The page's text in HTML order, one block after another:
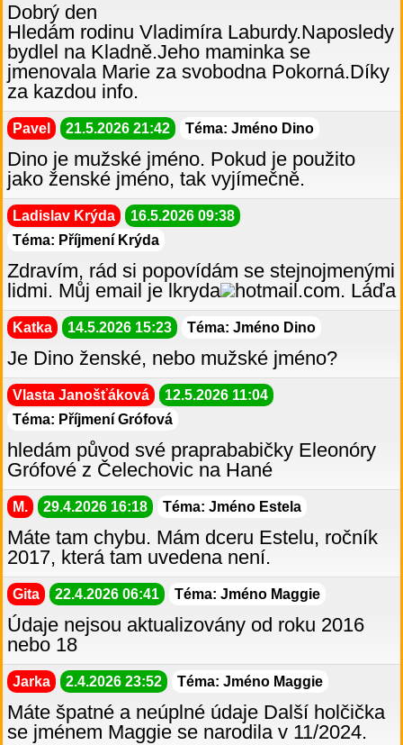
Dobrý den
Hledám rodinu Vladimíra Laburdy.Naposledy
bydlel na Kladně.Jeho maminka se
jmenovala Marie za svobodna Pokorná.Díky
za kazdou info.
Pavel 21.5.2026 21:42 Téma: Jméno Dino
Dino je mužské jméno. Pokud je použito
jako ženské jméno, tak vyjímečně.
Ladislav Krýda
16.5.2026 09:38
Téma: Příjmení Krýda
Zdravím, rád si popovídám se stejnojmenými
lidmi. Můj email je lkryda
hotmail.com. Láďa
Katka 14.5.2026 15:23 Téma: Jméno Dino
Je Dino ženské, nebo mužské jméno?
Vlasta Janošťáková
12.5.2026 11:04
Téma: Příjmení Grófová
hledám původ své praprababičky Eleonóry
Grófové z Čelechovic na Hané
M. 29.4.2026 16:18 Téma: Jméno Estela
Máte tam chybu. Mám dceru Estelu, ročník
2017, která tam uvedena není.
Gita 22.4.2026 06:41 Téma: Jméno Maggie
Údaje nejsou aktualizovány od roku 2016
nebo 18
Jarka 2.4.2026 23:52 Téma: Jméno Maggie
Máte špatné a neúplné údaje Další holčička
se jménem Maggie se narodila v 11/2024.